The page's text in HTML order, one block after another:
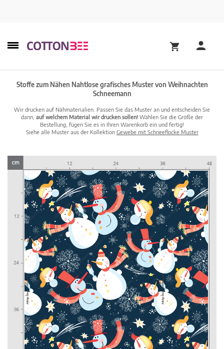
Stoffe zum Nähen Nahtlose grafisches Muster von Weihnachten
Schneemann
Wir drucken auf Nähmaterialien. Passen Sie das Muster an und entscheiden Sie
dann, auf welchem Material wir drucken sollen! Wählen Sie die Größe der
Bestellung, fügen Sie es in Ihren Warenkorb ein und fertig!
Siehe alle Muster aus der Kollektion Gewebe mit Schneeflocke Muster